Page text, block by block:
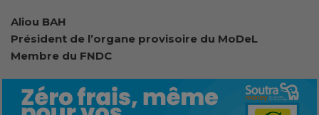
Aliou BAH
Président de l’organe provisoire du MoDeL
Membre du FNDC